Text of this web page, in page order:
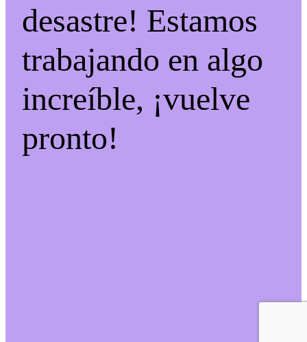
desastre! Estamos
trabajando en algo
increíble, ¡vuelve
pronto!